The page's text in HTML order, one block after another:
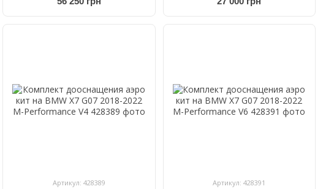
Артикул: 428389 Артикул: 428391